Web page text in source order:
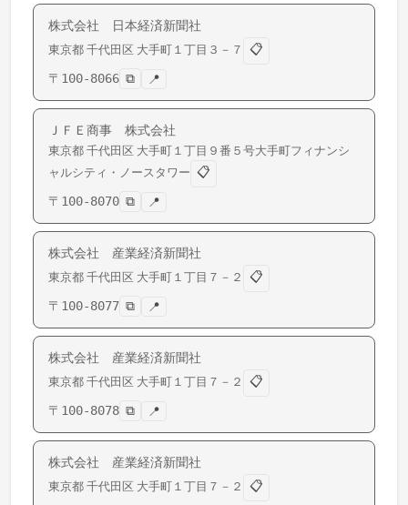
株式会社 日本経済新聞社
東京都 千代田区 大手町 １丁目３－７
📋
〒 100-8066 ⧉ 📍
ＪＦＥ商事 株式会社
東京都 千代田区 大手町 １丁目９番５号大手町フィナンシ
ャルシティ・ノースタワー 📋
〒 100-8070 ⧉ 📍
株式会社 産業経済新聞社
東京都 千代田区 大手町 １丁目７－２
📋
〒 100-8077 ⧉ 📍
株式会社 産業経済新聞社
東京都 千代田区 大手町 １丁目７－２
📋
〒 100-8078 ⧉ 📍
株式会社 産業経済新聞社
東京都 千代田区 大手町 １丁目７－２ 📋